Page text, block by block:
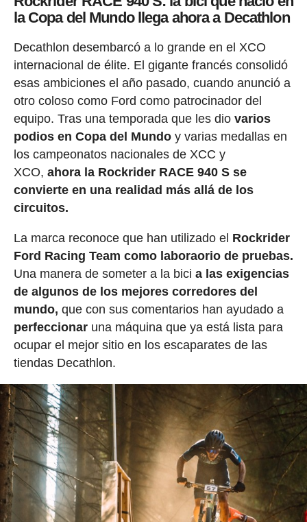
la Copa del Mundo llega ahora a Decathlon
Decathlon desembarcó a lo grande en el XCO
internacional de élite. El gigante francés consolidó
esas ambiciones el año pasado, cuando anunció a
otro coloso como Ford como patrocinador del
equipo. Tras una temporada que les dio varios
podios en Copa del Mundoy varias medallas en
los campeonatos nacionales de XCC y
XCO, ahora la Rockrider RACE 940 S se
convierte en una realidad más allá de los
circuitos.
La marca reconoce que han utilizado el Rockrider
Ford Racing Team como laboraorio de pruebas.
Una manera de someter a la bici a las exigencias
de algunos de los mejores corredores del
mundo, que con sus comentarios han ayudado a
perfeccionaruna máquina que ya está lista para
ocupar el mejor sitio en los escaparates de las
tiendas Decathlon.